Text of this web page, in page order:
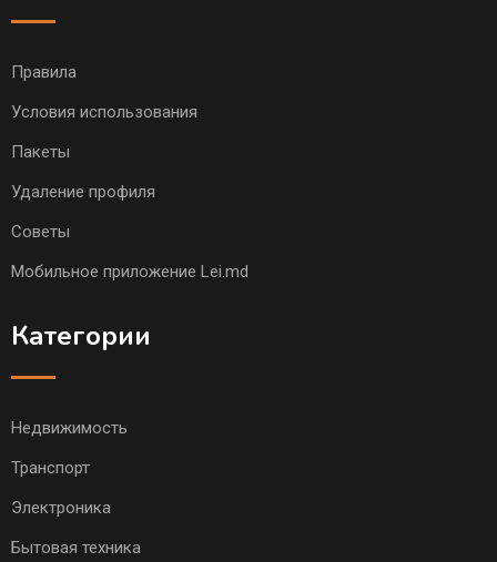
Правила
Условия использования
Пакеты
Удаление профиля
Советы
Мобильное приложение Lei.md
Категории
Недвижимость
Транспорт
Электроника
Бытовая техника